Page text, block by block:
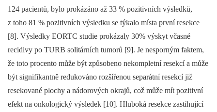
124 pacientů, bylo prokázáno až 33 % pozitivních vý­sledků,
z toho 81 % pozitivních výsledku se týkalo místa první resekce
[8]. Výsledky EORTC studie prokázaly 30% výskyt včasné
recidivy po TURB solitárních tumorů [9]. Je nesporným faktem,
že toto procento může být způsobeno nekom­­pletní resekcí a může
být signifikantně redukováno rozšířenou separátní resekcí již
resekované plochy a nádorových okrajů, což může mít pozitivní
efekt na onkolo­gický výsledek [10]. Hluboká resekce zastihující